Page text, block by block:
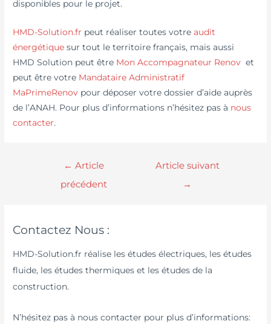
disponibles pour le projet.
HMD-Solution.fr peut réaliser toutes votreaudit
énergétique sur tout le territoire français, mais aussi
HMD Solution peut être Mon Accompagnateur Renov et
peut être votre Mandataire Administratif
MaPrimeRenov pour déposer votre dossier d’aide auprès
de l’ANAH. Pour plus d’informations n’hésitez pas à nous
contacter.
← Article
précédent
Article suivant
→
Contactez Nous :
HMD-Solution.fr réalise les études électriques, les études
fluide, les études thermiques et les études de la
construction.
N’hésitez pas à nous contacter pour plus d’informations: